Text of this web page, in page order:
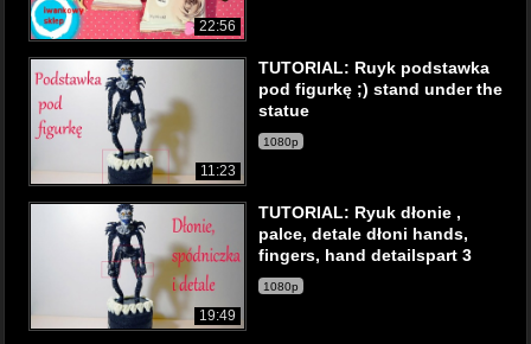
22:56
11:23
TUTORIAL: Ruyk podstawka
pod figurkę ;) stand under the
statue
1080p
19:49
TUTORIAL: Ryuk dłonie ,
palce, detale dłoni hands,
fingers, hand detailspart 3
1080p